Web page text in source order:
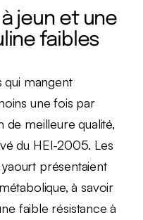
jeun et une
faibles
qui mangent
une fois par
de meilleure qualité,
du HEI-2005. Les
présentaient
à savoir
faible résistance à